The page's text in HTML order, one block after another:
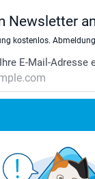
Newsletter
kostenlos.
E-Mail-Adresse